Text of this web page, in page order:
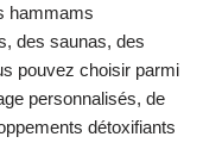
hammams
des saunas, des
pouvez choisir parmi
personnalisés, de
détoxifiants